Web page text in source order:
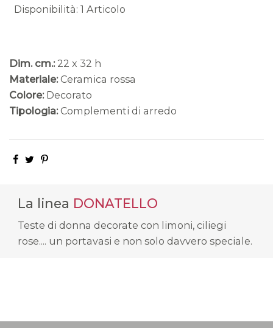
Disponibilità: 1 Articolo
Dim. cm.: 22 x 32 h
Materiale: Ceramica rossa
Colore: Decorato
Tipologia: Complementi di arredo
La linea DONATELLO
Teste di donna decorate con limoni, ciliegi
rose.... un portavasi e non solo davvero speciale.